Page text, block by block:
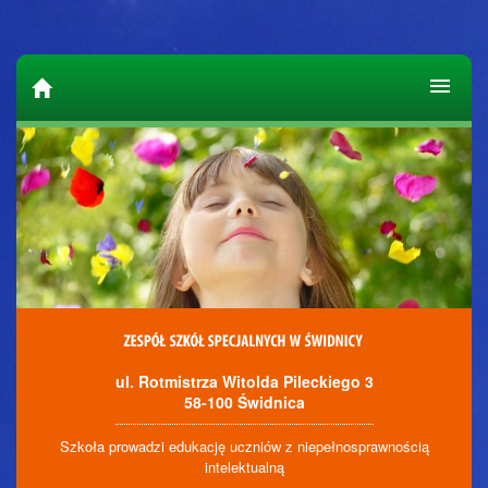
ul. Rotmistrza Witolda Pileckiego 3
58-100 Świdnica
Szkoła prowadzi edukację uczniów z niepełnosprawnością
intelektualną